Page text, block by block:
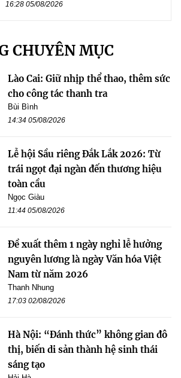
16:28 05/08/2026
CHUYÊN MỤC
Lào Cai: Giữ nhịp thể thao, thêm sức
cho công tác thanh tra
Bùi Bình
14:34 05/08/2026
Lễ hội Sầu riêng Đắk Lắk 2026: Từ
trái ngọt đại ngàn đến thương hiệu
toàn cầu
Ngọc Giàu
11:44 05/08/2026
Đề xuất thêm 1 ngày nghỉ lễ hưởng
nguyên lương là ngày Văn hóa Việt
Nam từ năm 2026
Thanh Nhung
17:03 02/08/2026
Hà Nội: “Đánh thức” không gian đô
thị, biến di sản thành hệ sinh thái
sáng tạo